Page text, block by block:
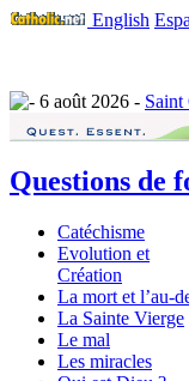
English
6 août 2026 - Saint
Questions de
Catéchisme
Evolution et
Création
La mort et l’au-
La Sainte Vierge
Le mal
Les miracles